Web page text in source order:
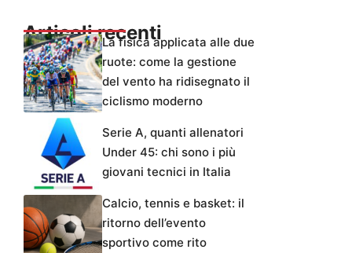
Articoli recentiLa fisica applicata alle due
ruote: come la gestione
del vento ha ridisegnato il
ciclismo moderno
Serie A, quanti allenatori
Under 45: chi sono i più
giovani tecnici in Italia
Calcio, tennis e basket: il
ritorno dell’evento
sportivo come rito